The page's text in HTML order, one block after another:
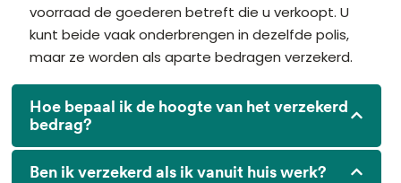
voorraad de goederen betreft die u verkoopt. U
kunt beide vaak onderbrengen in dezelfde polis,
maar ze worden als aparte bedragen verzekerd.
Hoe bepaal ik de hoogte van het verzekerd
bedrag?
Ben ik verzekerd als ik vanuit huis werk?